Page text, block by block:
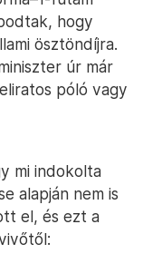
hogy
ösztöndíjra.
úr már
póló vagy
mi indokolta
alapján nem is
el, és ezt a